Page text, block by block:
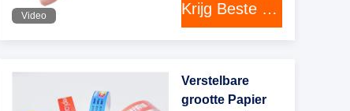
Video Krijg Beste Prijs
Verstelbare
grootte Papier